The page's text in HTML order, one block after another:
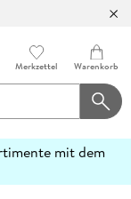
Merkzettel Warenkorb
mit dem